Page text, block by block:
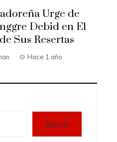
Urge de
Debid en El
Sus Resertas
Hace 1 año
Buscar